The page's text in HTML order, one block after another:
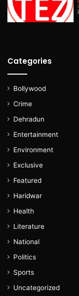
Categories
Bollywood
Crime
Dehradun
Entertainment
Environment
Exclusive
Featured
Haridwar
Health
Literature
National
Politics
Sports
Uncategorized